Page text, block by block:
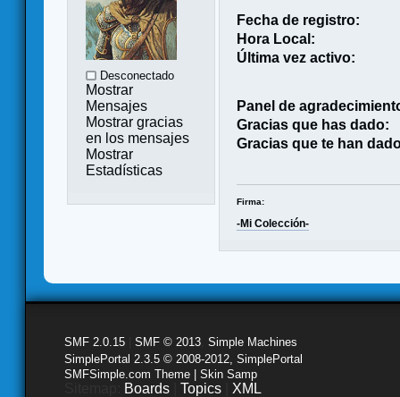
Desconectado
Mostrar
Mensajes
Mostrar gracias
en los mensajes
Mostrar
Estadísticas
Fecha de registro:
Hora Local:
Última vez activo:
Panel de
Gracias que has dado:
Gracias que te han
Firma:
-Mi Colección-
SMF 2.0.15 SMF © 2013 Simple Machines
SimplePortal 2.3.5 © 2008-2012, SimplePortal
SMFSimple.com Theme | Skin Samp
Boards Topics XML